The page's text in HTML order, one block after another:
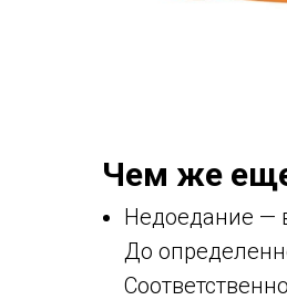
Чем же
Недоедание —
До